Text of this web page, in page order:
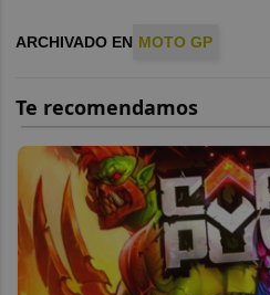
ARCHIVADO EN MOTO GP